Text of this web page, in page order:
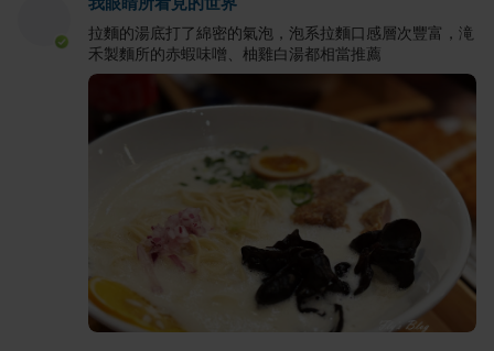
拉麵的湯底打了綿密的氣泡，泡系拉麵口感層次豐富，滝
禾製麵所的赤蝦味噌、柚雞白湯都相當推薦